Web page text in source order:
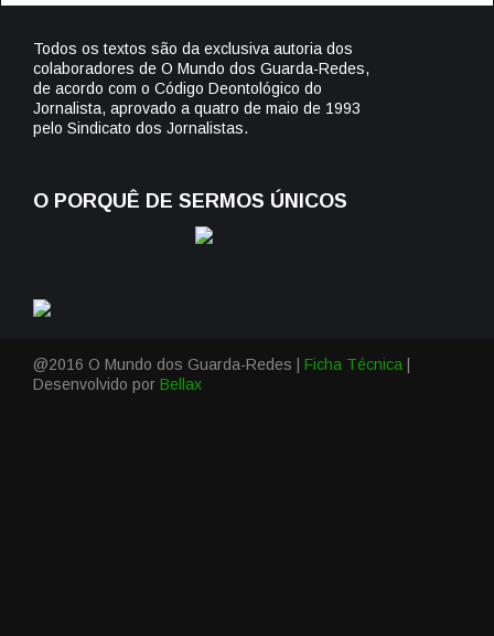
Todos os textos são da exclusiva autoria dos
colaboradores de O Mundo dos Guarda-Redes,
de acordo com o Código Deontológico do
Jornalista, aprovado a quatro de maio de 1993
pelo Sindicato dos Jornalistas.
O PORQUÊ DE SERMOS ÚNICOS
@2016 O Mundo dos Guarda-Redes | Ficha Técnica
Desenvolvido por Bellax